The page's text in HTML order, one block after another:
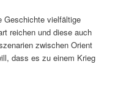
Geschichte vielfältige
reichen und diese auch
zwischen Orient
dass es zu einem Krieg